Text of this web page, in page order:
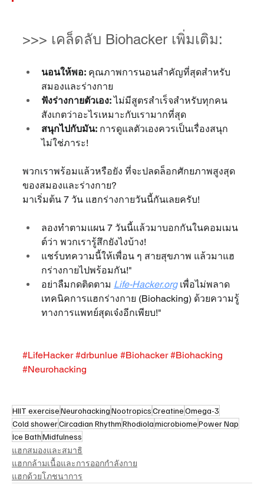
>>> เคล็ดลับ Biohacker เพิ่มเติม:
นอนให้พอ: คุณภาพการนอนสำคัญที่สุดสำหรับ
สมองและร่างกาย
ฟังร่างกายตัวเอง: ไม่มีสูตรสำเร็จสำหรับทุกคน
สังเกตว่าอะไรเหมาะกับเรามากที่สุด
สนุกไปกับมัน: การดูแลตัวเองควรเป็นเรื่องสนุก
ไม่ใช่ภาระ!
พวกเราพร้อมแล้วหรือยัง ที่จะปลดล็อกศักยภาพสูงสุด
ของสมองและร่างกาย?
มาเริ่มต้น 7 วัน แฮกร่างกายวันนี้กันเลยครับ!
ลองทำตามแผน 7 วันนี้แล้วมาบอกกันในคอมเมน
ต์ว่า พวกเรารู้สึกยังไงบ้าง!
แชร์บทความนี้ให้เพื่อน ๆ สายสุขภาพ แล้วมาแฮ
กร่างกายไปพร้อมกัน!"
อย่าลืมกดติดตาม Life-Hacker.org เพื่อไม่พลาด
เทคนิคการแฮกร่างกาย (Biohacking) ด้วยความรู้
ทางการแพทย์สุดเจ๋งอีกเพียบ!"
#LifeHacker #drbunlue #Biohacker #Biohacking
#Neurohacking
HIIT exerciseNeurohackingNootropicsCreatineOmega-3
Cold showerCircadian RhythmRhodiolamicrobiomePower Nap
Ice BathMidfulness
แฮกสมองและสมาธิ
แฮกกล้ามเนื้อและการออกกำลังกาย
แฮกด้วยโภชนาการ